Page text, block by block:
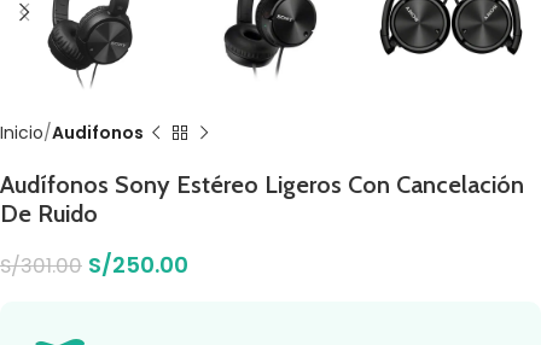
Inicio Audifonos
Audífonos Sony Estéreo Ligeros Con Cancelación
De Ruido
S/301.00 S/250.00